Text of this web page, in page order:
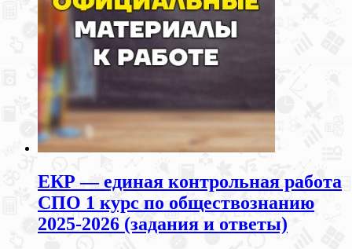
ЕКР — единая контрольная работа
СПО 1 курс по обществознанию
2025-2026 (задания и ответы)